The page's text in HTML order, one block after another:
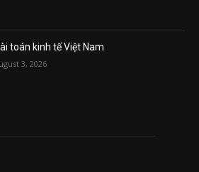
toán kinh tế Việt Nam
3, 2026